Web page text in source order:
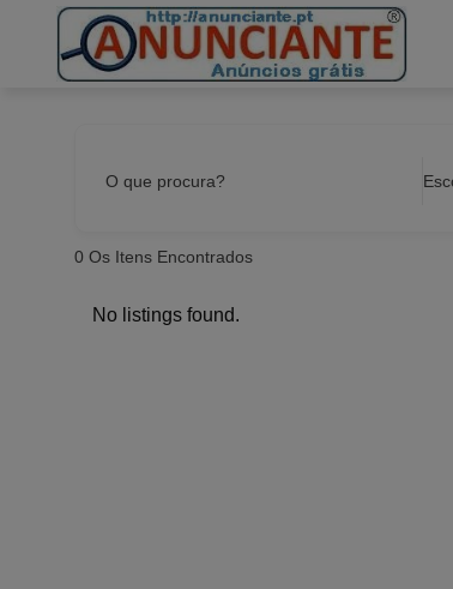
O que procura?
0 Os Itens Encontrados
No listings found.